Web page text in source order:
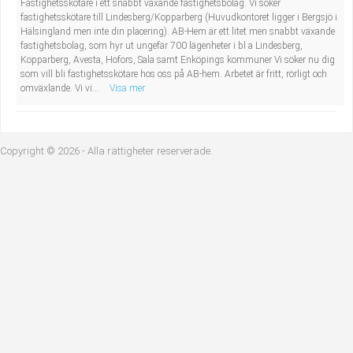
Industriell tillverkning
Installation, drift, underhåll
Kropps- och skönhetsvård
Behandlingsassistent/Socialpedagog
Tandsköterska
Budbilsförare
Fastighetsskötare i ett snabbt växande fastighetsbolag. Vi söker
fastighetsskötare till Lindesberg/Kopparberg (Huvudkontoret ligger i Bergsjö i
Hälsingland men inte din placering). AB-Hem är ett litet men snabbt växande
fastighetsbolag, som hyr ut ungefär 700 lägenheter i bl a Lindesberg,
Kopparberg, Avesta, Hofors, Sala samt Enköpings kommuner Vi söker nu dig
som vill bli fastighetsskötare hos oss på AB-hem. Arbetet är fritt, rörligt och
omväxlande. Vi vi...
Visa mer
Copyright © 2026 - Alla rättigheter reserverade.